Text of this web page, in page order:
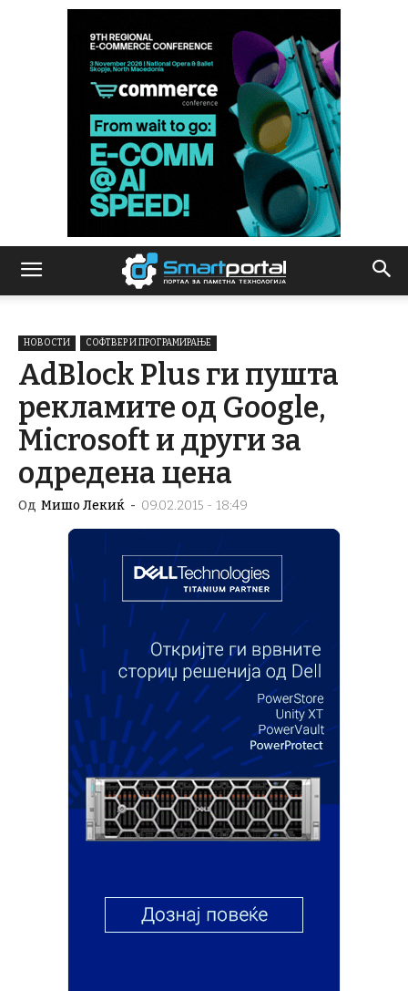
НОВОСТИ СОФТВЕР И ПРОГРАМИРАЊЕ
AdBlock Plus ги пушта
рекламите од Google,
Microsoft и други за
одредена цена
Од Мишо Лекиќ - 09.02.2015 - 18:49